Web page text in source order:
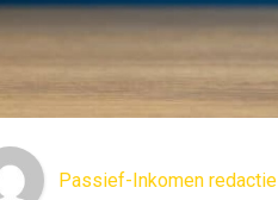
Passief-Inkomen redactie